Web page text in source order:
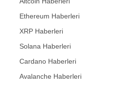
Ethereum Haberleri
XRP Haberleri
Solana Haberleri
Cardano Haberleri
Avalanche Haberleri